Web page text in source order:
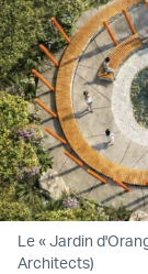
Le « Jardin
Architects)